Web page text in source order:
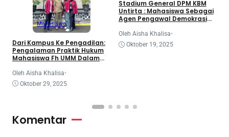
Mahasiswa
Dari Kampus Ke Pengadilan:
Pengalaman Praktik Hukum
Mahasiswa Fh UMM Dalam
Oleh Aisha Khalisa•
Oktober 29, 2025
Stadium General DPM KBM
Untirta : Mahasiswa Sebagai
Agen Pengawal Demokrasi
Nasional
Oleh Aisha Khalisa•
Oktober 19, 2025
Komentar